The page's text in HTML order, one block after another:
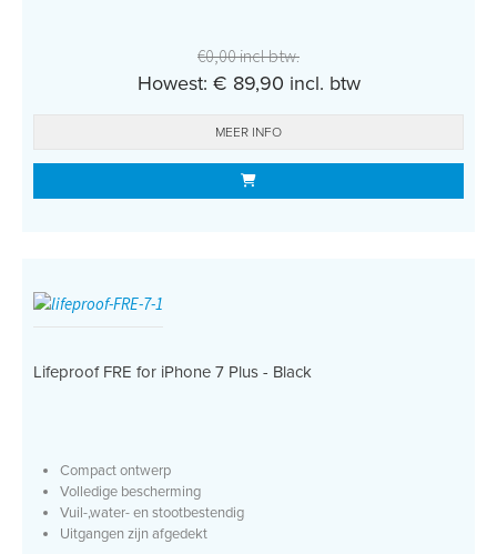
€0,00 incl btw.
Howest: € 89,90 incl. btw
MEER INFO
Lifeproof FRE for iPhone 7 Plus - Black
Compact ontwerp
Volledige bescherming
Vuil-,water- en stootbestendig
Uitgangen zijn afgedekt